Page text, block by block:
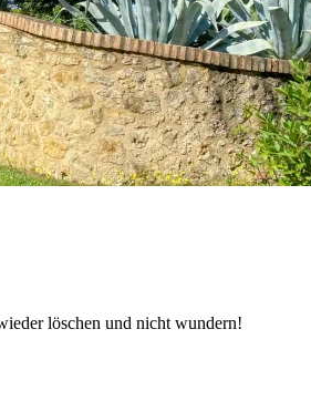
löschen und nicht wundern!